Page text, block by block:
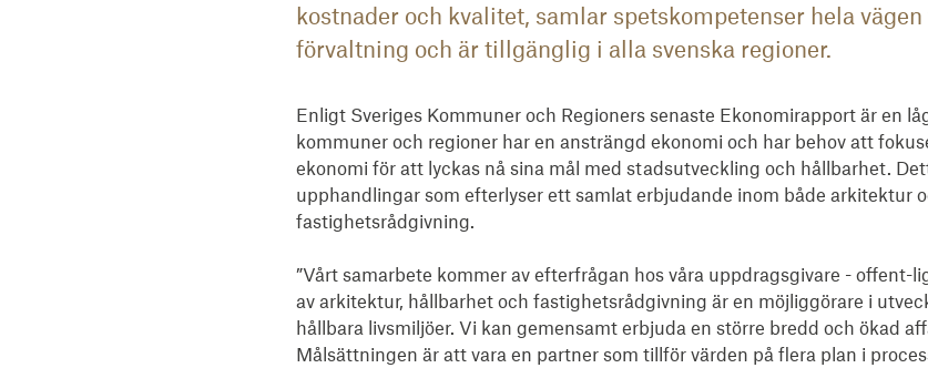
kostnader och kvalitet, samlar spetskompetenser hela
förvaltning och är tillgänglig i alla svenska regioner.
Enligt Sveriges Kommuner och Regioners senaste Ekonomirapport är en
kommuner och regioner har en ansträngd ekonomi och har behov att
ekonomi för att lyckas nå sina mål med stadsutveckling och hållbarhet.
upphandlingar som efterlyser ett samlat erbjudande inom både arkitektur
fastighetsrådgivning.
”Vårt samarbete kommer av efterfrågan hos våra uppdragsgivare - offent-
av arkitektur, hållbarhet och fastighetsrådgivning är en möjliggörare i
hållbara livsmiljöer. Vi kan gemensamt erbjuda en större bredd och ökad
Målsättningen är att vara en partner som tillför värden på flera plan i